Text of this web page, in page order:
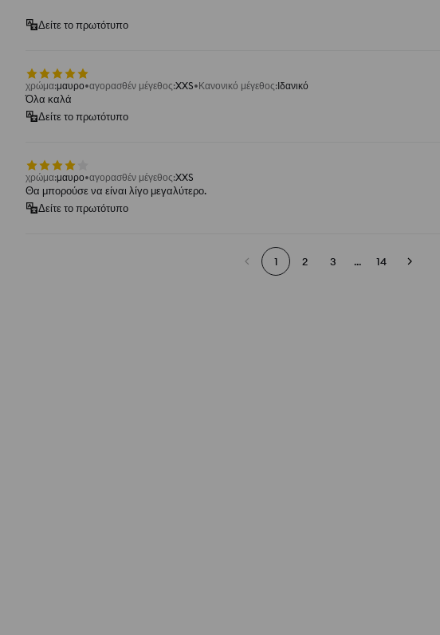
Δείτε το πρωτότυπο
χρώμα:μαυρο αγορασθέν μέγεθος:XXS Κανονικό μέγεθος:Ιδανικό
Όλα καλά
Δείτε το πρωτότυπο
χρώμα:μαυρο αγορασθέν μέγεθος:XXS
Θα μπορούσε να είναι λίγο μεγαλύτερο.
Δείτε το πρωτότυπο
1 2 3 ... 14